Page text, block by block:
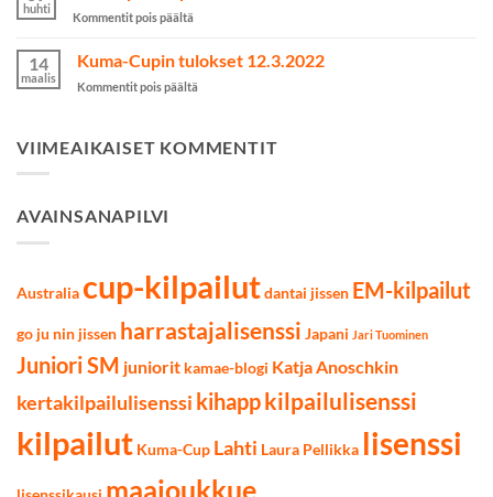
7.5.2022
huhti
Kommentit pois päältä
Cupin
tulokset
9.4.2022
14
maalis
Kuma-Cupin tulokset 12.3.2022
Kommentit pois päältä
tulokset
VIIMEAIKAISET KOMMENTIT
AVAINSANAPILVI
Australia cup-kilpailutdantai jissen EM-kilpailut
go ju nin jissen harrastajalisenssi Japani Jari Tuominen
Juniori SM juniorit kamae-blogi Katja Anoschkin
kertakilpailulisenssi kihappkilpailulisenssi
kilpailut Kuma-Cup Lahti Laura Pellikka lisenssi
maajoukkue